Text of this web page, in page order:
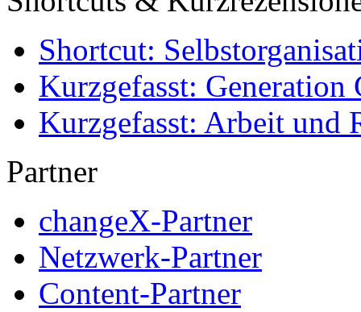
Shortcut:
Kurzgefasst: Generation
Kurzgefasst: Arbeit und
Partner
changeX-Partner
Netzwerk-Partner
Content-Partner